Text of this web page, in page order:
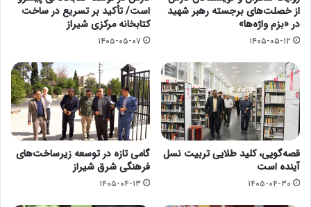
از خصلت‌های برجسته‌ رهبر شهید
در «بزم واژه‌ها»
۱۴۰۵-۰۵-۱۲
است/ تأکید بر تسریع در ساخت
کتابخانه مرکزی شیراز
۱۴۰۵-۰۵-۰۷
قصه‌گویی، کلید طلایی تربیت نسل
آینده است
۱۴۰۵-۰۴-۳۰
گامی تازه در توسعه زیرساخت‌های
فرهنگی شرق شیراز
۱۴۰۵-۰۴-۱۳